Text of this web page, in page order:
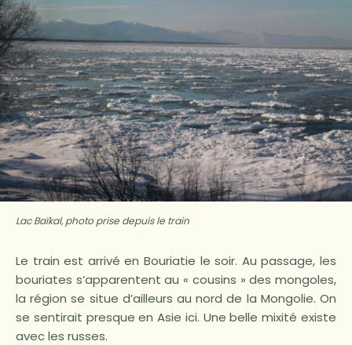
Lac Baïkal, photo prise depuis le train
Le train est arrivé en Bouriatie le soir. Au passage, les
bouriates s’apparentent au « cousins » des mongoles,
la région se situe d’ailleurs au nord de la Mongolie. On
se sentirait presque en Asie ici. Une belle mixité existe
avec les russes.